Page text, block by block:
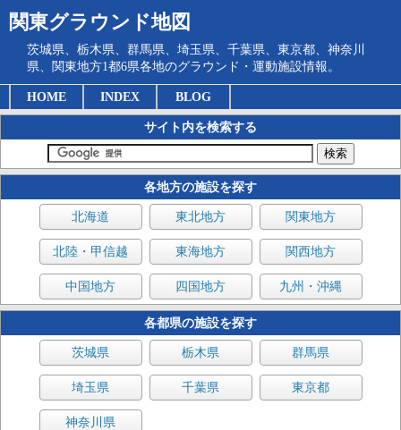
関東グラウンド地図
茨城県、栃木県、群馬県、埼玉県、千葉県、東京都、神奈川
県、関東地方1都6県各地のグラウンド・運動施設情報。
HOME INDEX BLOG
サイト内を検索する
各地方の施設を探す
北海道 東北地方 関東地方
北陸・甲信越 東海地方 関西地方
中国地方 四国地方 九州・沖縄
各都県の施設を探す
茨城県 栃木県 群馬県
埼玉県 千葉県 東京都
神奈川県